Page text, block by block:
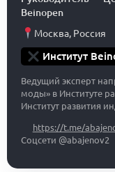
Beinopen
Москва, Россия
Институт
Ведущий эксперт
моды» в Институте
Институт развития
https://t.me/
Соцсети @abajenov2